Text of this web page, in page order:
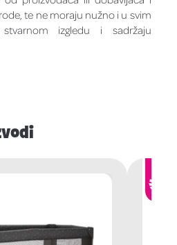
te ne moraju nužno i u svim
izgledu i sadržaju